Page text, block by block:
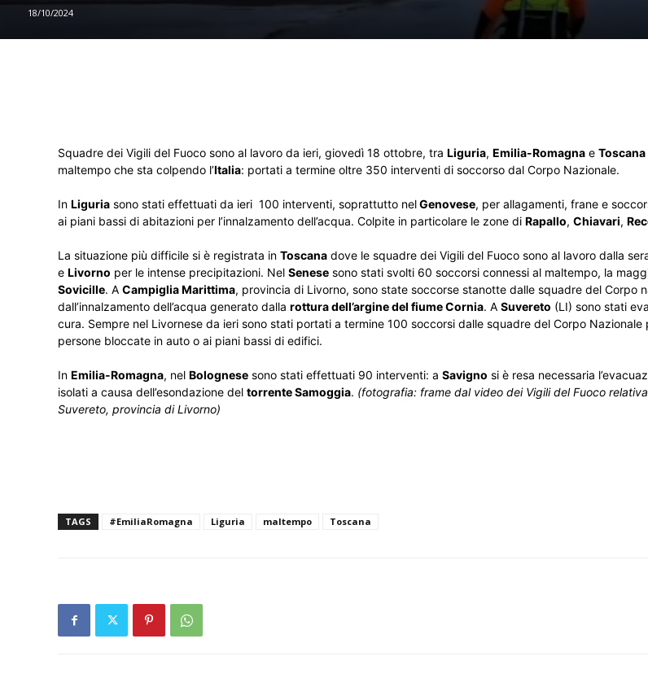
18/10/2024
Squadre dei Vigili del Fuoco sono al lavoro da ieri, giovedì 18 ottobre, tra Liguria, Emilia-Romagna e Toscana
maltempo che sta colpendo l’Italia: portati a termine oltre 350 interventi di soccorso dal Corpo Nazionale.
In Liguria sono stati effettuati da ieri 100 interventi, soprattutto nelGenovese, per allagamenti, frane e
ai piani bassi di abitazioni per l’innalzamento dell’acqua. Colpite in particolare le zone di Rapallo, Chiavari,
La situazione più difficile si è registrata in Toscana dove le squadre dei Vigili del Fuoco sono al lavoro dalla
e Livorno per le intense precipitazioni. Nel Senese sono stati svolti 60 soccorsi connessi al maltempo, la
Sovicille. A Campiglia Marittima, provincia di Livorno, sono state soccorse stanotte dalle squadre del Corpo
dall’innalzamento dell’acqua generato dalla rottura dell’argine del fiume Cornia. A Suvereto (LI) sono stati
cura. Sempre nel Livornese da ieri sono stati portati a termine 100 soccorsi dalle squadre del Corpo
persone bloccate in auto o ai piani bassi di edifici.
In Emilia-Romagna, nel Bolognese sono stati effettuati 90 interventi: a Savigno si è resa necessaria
isolati a causa dell’esondazione del torrente Samoggia. (fotografia: frame dal video dei Vigili del Fuoco
Suvereto, provincia di Livorno)
TAGS #EmiliaRomagna Liguria maltempo Toscana